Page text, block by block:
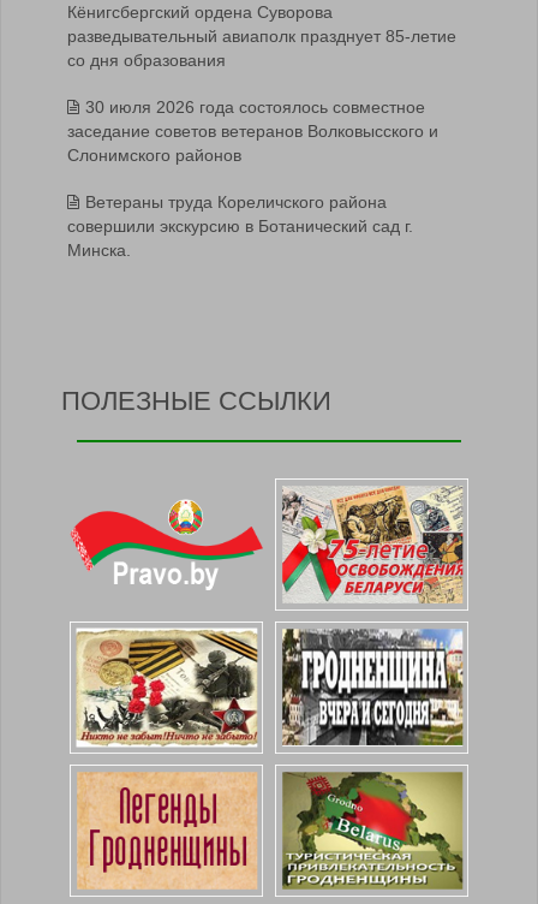
Кёнигсбергский ордена Суворова
разведывательный авиаполк празднует 85-летие
со дня образования
30 июля 2026 года состоялось совместное
заседание советов ветеранов Волковысского и
Слонимского районов
Ветераны труда Кореличского района
совершили экскурсию в Ботанический сад г.
Минска.
ПОЛЕЗНЫЕ ССЫЛКИ